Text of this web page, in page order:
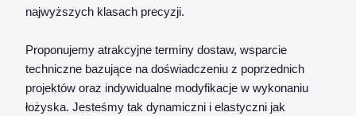
najwyższych klasach precyzji.
Proponujemy atrakcyjne terminy dostaw, wsparcie
techniczne bazujące na doświadczeniu z poprzednich
projektów oraz indywidualne modyfikacje w wykonaniu
łożyska. Jesteśmy tak dynamiczni i elastyczni jak